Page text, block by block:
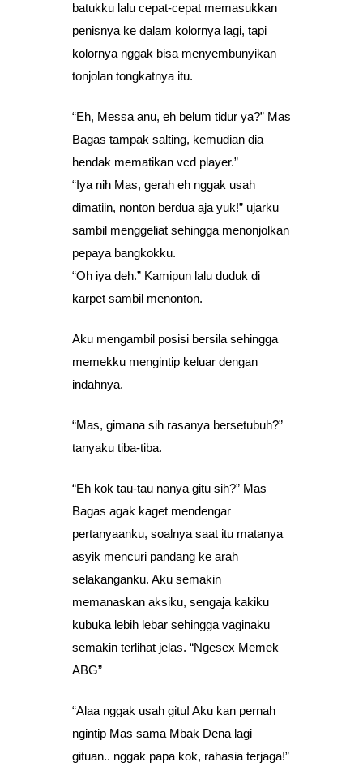
batukku lalu cepat-cepat memasukkan
penisnya ke dalam kolornya lagi, tapi
kolornya nggak bisa menyembunyikan
tonjolan tongkatnya itu.
“Eh, Messa anu, eh belum tidur ya?” Mas
Bagas tampak salting, kemudian dia
hendak mematikan vcd player.”
“Iya nih Mas, gerah eh nggak usah
dimatiin, nonton berdua aja yuk!” ujarku
sambil menggeliat sehingga menonjolkan
pepaya bangkokku.
“Oh iya deh.” Kamipun lalu duduk di
karpet sambil menonton.
Aku mengambil posisi bersila sehingga
memekku mengintip keluar dengan
indahnya.
“Mas, gimana sih rasanya bersetubuh?”
tanyaku tiba-tiba.
“Eh kok tau-tau nanya gitu sih?” Mas
Bagas agak kaget mendengar
pertanyaanku, soalnya saat itu matanya
asyik mencuri pandang ke arah
selakanganku. Aku semakin
memanaskan aksiku, sengaja kakiku
kubuka lebih lebar sehingga vaginaku
semakin terlihat jelas. “Ngesex Memek
ABG”
“Alaa nggak usah gitu! Aku kan pernah
ngintip Mas sama Mbak Dena lagi
gituan.. nggak papa kok, rahasia terjaga!”